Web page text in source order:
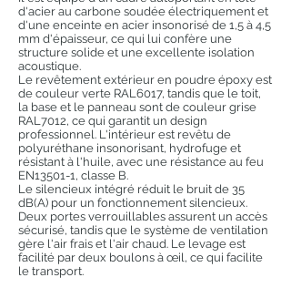
d'acier au carbone soudée électriquement et
d'une enceinte en acier insonorisé de 1,5 à 4,5
mm d'épaisseur, ce qui lui confère une
structure solide et une excellente isolation
acoustique.
Le revêtement extérieur en poudre époxy est
de couleur verte RAL6017, tandis que le toit,
la base et le panneau sont de couleur grise
RAL7012, ce qui garantit un design
professionnel. L'intérieur est revêtu de
polyuréthane insonorisant, hydrofuge et
résistant à l'huile, avec une résistance au feu
EN13501-1, classe B.
Le silencieux intégré réduit le bruit de 35
dB(A) pour un fonctionnement silencieux.
Deux portes verrouillables assurent un accès
sécurisé, tandis que le système de ventilation
gère l'air frais et l'air chaud. Le levage est
facilité par deux boulons à œil, ce qui facilite
le transport.